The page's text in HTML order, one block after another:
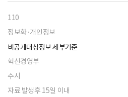
110
정보화·개인정보
비공개대상정보 세부기준
혁신경영부
수시
자료 발생후 15일 이내